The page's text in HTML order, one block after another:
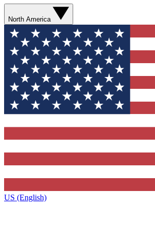
North America
US (English)